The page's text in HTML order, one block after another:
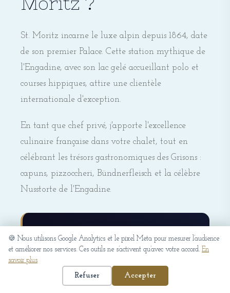
St. Moritz incarne le luxe alpin depuis 1864, date
de son premier Palace. Cette station mythique de
l'Engadine, avec son lac gelé accueillant polo et
courses hippiques, attire une clientèle
internationale d'exception.
En tant que chef privé, j'apporte l'excellence
culinaire française dans votre chalet, tout en
célébrant les trésors gastronomiques des Grisons :
capuns, pizzoccheri, Bündnerfleisch et la célèbre
Nusstorte de l'Engadine.
💡 Pourquoi engager un chef
privé à St. Moritz ?
St. Moritz compte parmi les stations les plus
exclusives au monde. Après le ski à
🍪 Nous utilisons Google Analytics et le pixel Meta pour mesurer l’audience
et améliorer nos services. Ces outils ne s’activent qu’avec votre accord. En
savoir plus
Refuser
Accepter